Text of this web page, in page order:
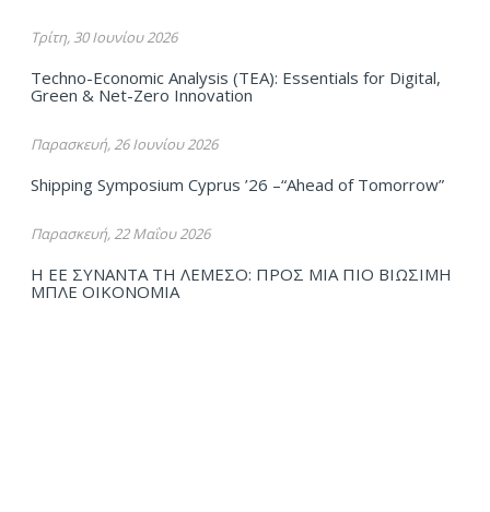
Τρίτη, 30 Ιουνίου 2026
Techno-Economic Analysis (TEA): Essentials for Digital,
Green & Net-Zero Innovation
Παρασκευή, 26 Ιουνίου 2026
Shipping Symposium Cyprus ’26 –“Ahead of Tomorrow”
Παρασκευή, 22 Μαΐου 2026
Η ΕΕ ΣΥΝΑΝΤΑ ΤΗ ΛΕΜΕΣΟ: ΠΡΟΣ ΜΙΑ ΠΙΟ ΒΙΩΣΙΜΗ
ΜΠΛΕ ΟΙΚΟΝΟΜΙΑ